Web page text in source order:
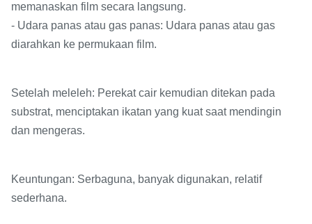
memanaskan film secara langsung.
- Udara panas atau gas panas: Udara panas atau gas
diarahkan ke permukaan film.
Setelah meleleh: Perekat cair kemudian ditekan pada
substrat, menciptakan ikatan yang kuat saat mendingin
dan mengeras.
Keuntungan: Serbaguna, banyak digunakan, relatif
sederhana.